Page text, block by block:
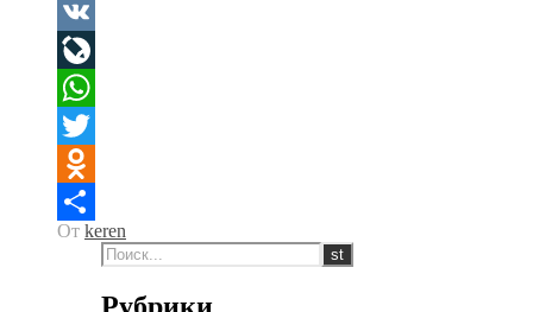
Facebook
VK
LiveJournal
WhatsApp
Twitter
Odnoklassniki
Отправить
От keren
Рубрики